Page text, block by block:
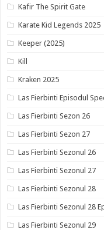
Kafir The Spirit Gate
Karate Kid Legends 2025
Keeper (2025)
Kill
Kraken 2025
Las Fierbinti Episodul
Las Fierbinti Sezon 26
Las Fierbinti Sezon 27
Las Fierbinti Sezonul 26
Las Fierbinti Sezonul 27
Las Fierbinti Sezonul 28
Las Fierbinti Sezonul 28
Las Fierbinti Sezonul 29